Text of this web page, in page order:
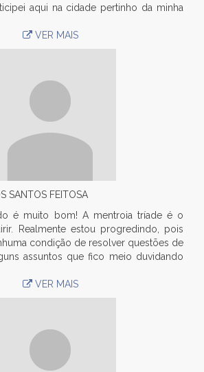
aqui na cidade pertinho da minha
VER MAIS
SANTOS FEITOSA
é muito bom! A mentroia tríade é o
Realmente estou progredindo, pois
condição de resolver questões de
assuntos que fico meio duvidando
VER MAIS